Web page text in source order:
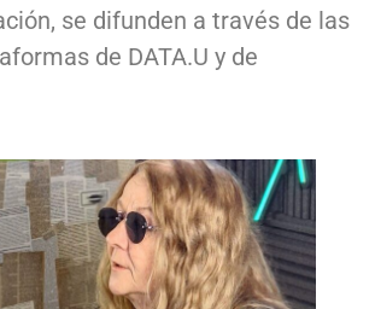
se difunden a través de las
de DATA.U y de